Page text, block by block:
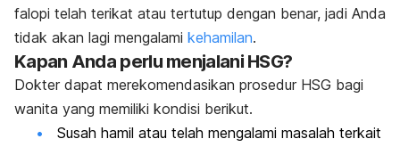
falopi telah terikat atau tertutup dengan benar, jadi Anda
tidak akan lagi mengalami kehamilan.
Kapan Anda perlu menjalani HSG?
Dokter dapat merekomendasikan prosedur HSG bagi
wanita yang memiliki kondisi berikut.
Susah hamil atau telah mengalami masalah terkait